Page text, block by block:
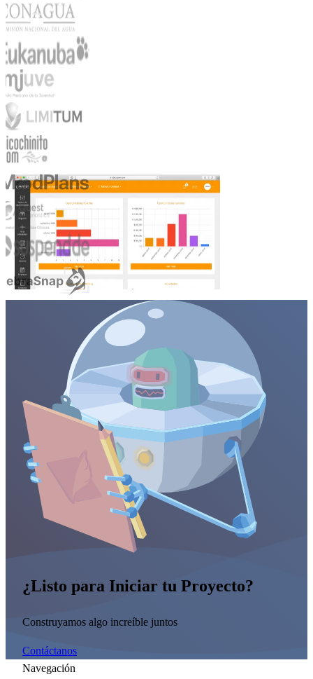
¿Listo para Iniciar tu Proyecto?
Construyamos algo increíble juntos
Contáctanos
Navegación